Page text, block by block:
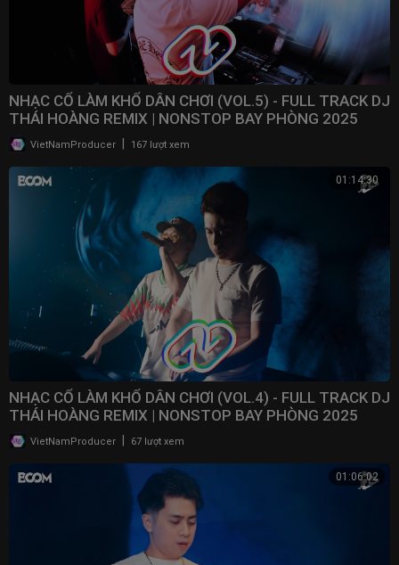
NHẠC CỔ LÀM KHỔ DÂN CHƠI (VOL.5) - FULL TRACK DJ
THÁI HOÀNG REMIX | NONSTOP BAY PHÒNG 2025
VietNamProducer 167 lượt xem
01:14:30
NHẠC CỔ LÀM KHỔ DÂN CHƠI (VOL.4) - FULL TRACK DJ
THÁI HOÀNG REMIX | NONSTOP BAY PHÒNG 2025
VietNamProducer 67 lượt xem
01:06:02